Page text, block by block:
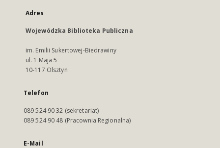
Adres
Wojewódzka Biblioteka Publiczna
im. Emilii Sukertowej-Biedrawiny
ul. 1 Maja 5
10-117 Olsztyn
Telefon
089 524 90 32 (sekretariat)
089 524 90 48 (Pracownia Regionalna)
E-Mail